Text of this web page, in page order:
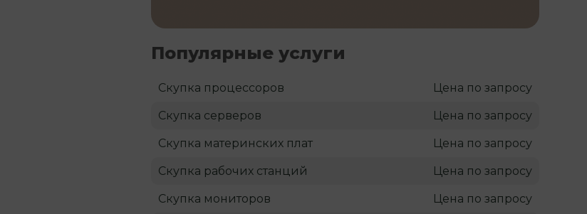
Популярные услуги
Скупка процессоров Цена по запросу
Скупка серверов Цена по запросу
Скупка материнских плат Цена по запросу
Скупка рабочих станций Цена по запросу
Скупка мониторов Цена по запросу